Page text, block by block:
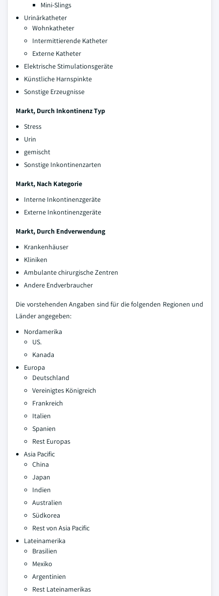
Mini-Slings
Urinärkatheter
Wohnkatheter
Intermittierende Katheter
Externe Katheter
Elektrische Stimulationsgeräte
Künstliche Harnspinkte
Sonstige Erzeugnisse
Markt, Durch Inkontinenz Typ
Stress
Urin
gemischt
Sonstige Inkontinenzarten
Markt, Nach Kategorie
Interne Inkontinenzgeräte
Externe Inkontinenzgeräte
Markt, Durch Endverwendung
Krankenhäuser
Kliniken
Ambulante chirurgische Zentren
Andere Endverbraucher
Die vorstehenden Angaben sind für die folgenden Regionen und
Länder angegeben:
Nordamerika
US.
Kanada
Europa
Deutschland
Vereinigtes Königreich
Frankreich
Italien
Spanien
Rest Europas
Asia Pacific
China
Japan
Indien
Australien
Südkorea
Rest von Asia Pacific
Lateinamerika
Brasilien
Mexiko
Argentinien
Rest Lateinamerikas